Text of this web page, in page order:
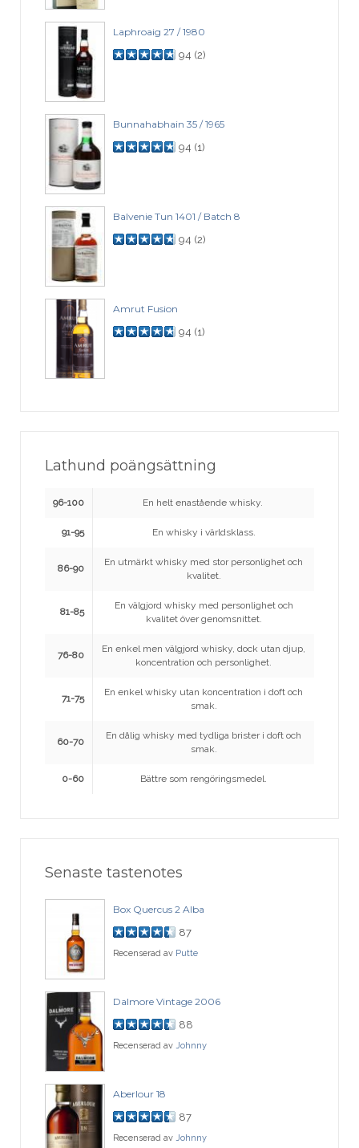
Laphroaig 27 / 1980
94 (2)
Bunnahabhain 35 / 1965
94 (1)
Balvenie Tun 1401 / Batch 8
94 (2)
Amrut Fusion
94 (1)
Lathund poängsättning
96-100 En helt enastående whisky.
91-95 En whisky i världsklass.
86-90
En utmärkt whisky med stor personlighet och
kvalitet.
81-85
En välgjord whisky med personlighet och
kvalitet över genomsnittet.
76-80
En enkel men välgjord whisky, dock utan djup,
koncentration och personlighet.
71-75
En enkel whisky utan koncentration i doft och
smak.
60-70
En dålig whisky med tydliga brister i doft och
smak.
0-60 Bättre som rengöringsmedel.
Senaste tastenotes
Box Quercus 2 Alba
87
Recenserad av Putte
Dalmore Vintage 2006
88
Recenserad av Johnny
Aberlour 18
87
Recenserad av Johnny